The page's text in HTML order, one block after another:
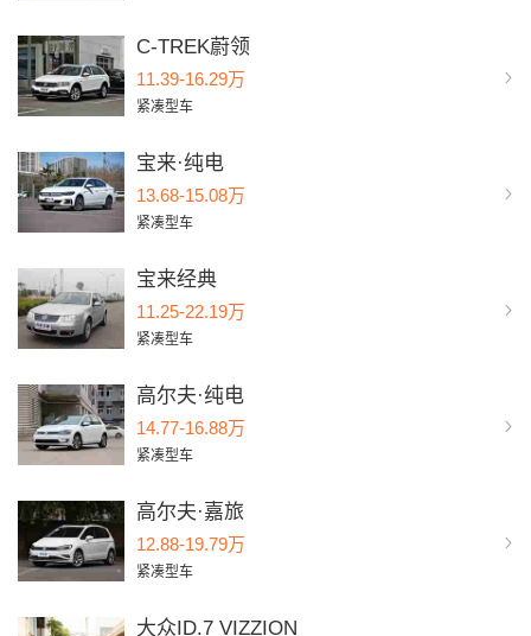
C-TREK蔚领
11.39-16.29万
紧凑型车
宝来·纯电
13.68-15.08万
紧凑型车
宝来经典
11.25-22.19万
紧凑型车
高尔夫·纯电
14.77-16.88万
紧凑型车
高尔夫·嘉旅
12.88-19.79万
紧凑型车
大众ID.7 VIZZION